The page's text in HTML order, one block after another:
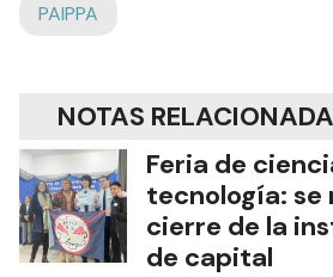
PAIPPA
NOTAS
Feria de
tecnología: se
cierre de la
de capital